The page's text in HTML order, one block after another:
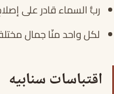
ربُّ السماء قادر على
لكل واحد منّا جمال
اقتباسات سنابيه